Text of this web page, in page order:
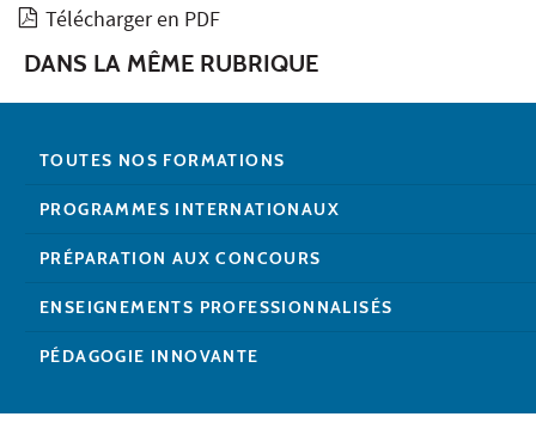
Télécharger en PDF
DANS LA MÊME RUBRIQUE
TOUTES NOS FORMATIONS
PROGRAMMES INTERNATIONAUX
PRÉPARATION AUX CONCOURS
ENSEIGNEMENTS PROFESSIONNALISÉS
PÉDAGOGIE INNOVANTE